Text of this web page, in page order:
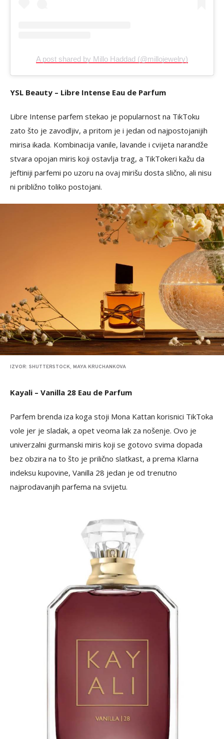
A post shared by Millo Haddad (@millojewelry)
YSL Beauty – Libre Intense Eau de Parfum
Libre Intense parfem stekao je popularnost na TikToku
zato što je zavodljiv, a pritom je i jedan od najpostojanijih
mirisa ikada. Kombinacija vanile, lavande i cvijeta narandže
stvara opojan miris koji ostavlja trag, a TikTokeri kažu da
jeftiniji parfemi po uzoru na ovaj mirišu dosta slično, ali nisu
ni približno toliko postojani.
IZVOR: SHUTTERSTOCK, MAYA KRUCHANKOVA
Kayali – Vanilla 28 Eau de Parfum
Parfem brenda iza koga stoji Mona Kattan korisnici TikToka
vole jer je sladak, a opet veoma lak za nošenje. Ovo je
univerzalni gurmanski miris koji se gotovo svima dopada
bez obzira na to što je prilično slatkast, a prema Klarna
indeksu kupovine, Vanilla 28 jedan je od trenutno
najprodavanjih parfema na svijetu.